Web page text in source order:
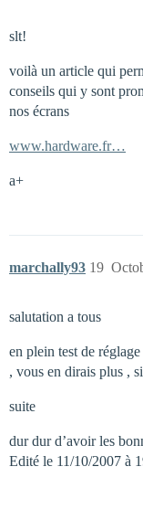
slt!
voilà un article qui
conseils qui y sont
nos écrans
www.hardware.fr…
a+
marchally93 19
salutation a tous
en plein test de
, vous en dirais plus ,
suite
dur dur d’avoir les
Edité le 11/10/2007 à